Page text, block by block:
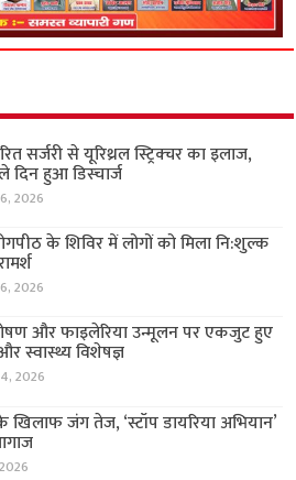
सर्जरी से यूरिथ्रल स्ट्रिक्चर का इलाज,
दिन हुआ डिस्चार्ज
2026
के शिविर में लोगों को मिला नि:शुल्क
2026
और फाइलेरिया उन्मूलन पर एकजुट हुए
स्वास्थ्य विशेषज्ञ
2026
खिलाफ जंग तेज, ‘स्टॉप डायरिया अभियान’